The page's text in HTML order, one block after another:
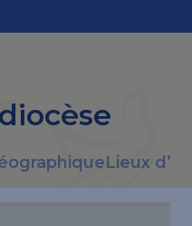
Lieux